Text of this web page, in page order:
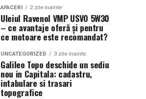
AFACERI 2 zile inainte
Uleiul Ravenol VMP USVO 5W30
– ce avantaje oferă și pentru
ce motoare este recomandat?
UNCATEGORIZED 3 zile inainte
Galileo Topo deschide un sediu
nou in Capitala: cadastru,
intabulare si trasari
topografice